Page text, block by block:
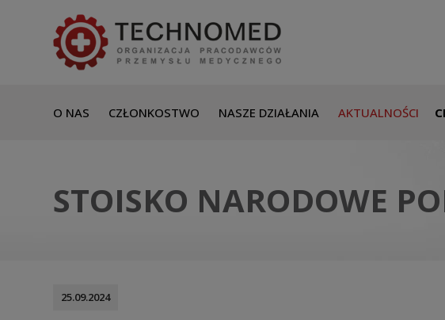
O NAS CZŁONKOSTWO NASZE DZIAŁANIA AKTUALNOŚCI
STOISKO NARODOWE
25.09.2024